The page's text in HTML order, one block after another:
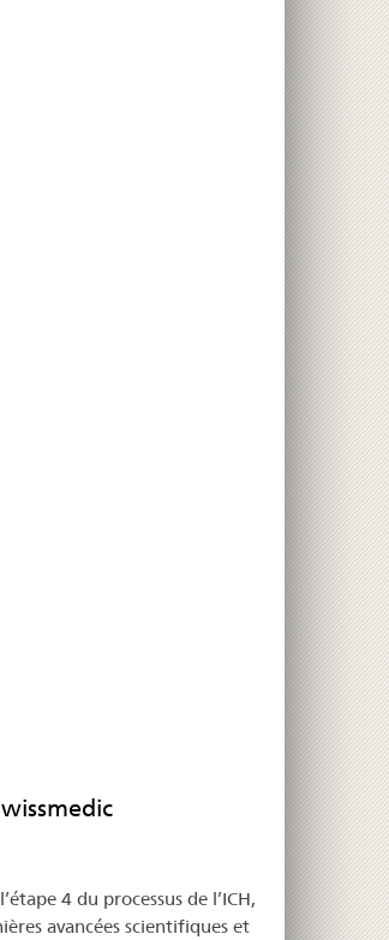
4 du processus de l’ICH,
avancées scientifiques et